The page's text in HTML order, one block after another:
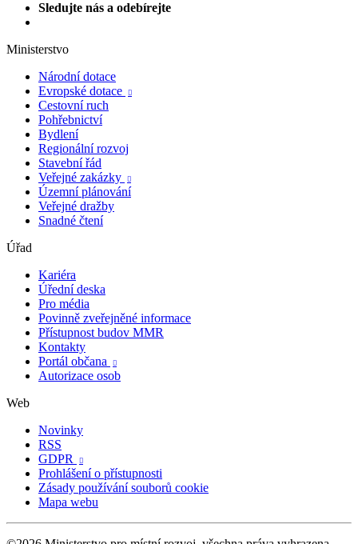
Sledujte nás a odebírejte
Ministerstvo
Národní dotace
Evropské dotace

Cestovní ruch
Pohřebnictví
Bydlení
Regionální rozvoj
Stavební řád
Veřejné zakázky

Územní plánování
Veřejné dražby
Snadné čtení
Úřad
Kariéra
Úřední deska
Pro média
Povinně zveřejněné informace
Přístupnost budov MMR
Kontakty
Portál občana

Autorizace osob
Web
Novinky
RSS
GDPR

Prohlášení o přístupnosti
Zásady používání souborů cookie
Mapa webu